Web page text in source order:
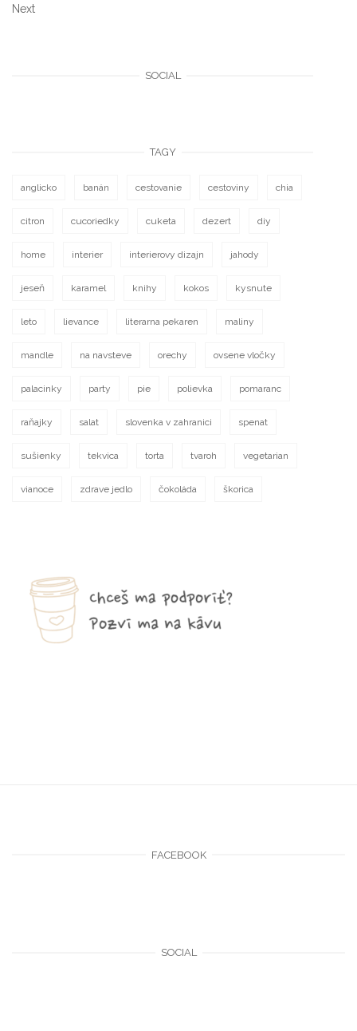
Next
SOCIAL
TAGY
anglicko banán cestovanie cestoviny chia
citron cucoriedky cuketa dezert diy
home interier interierovy dizajn jahody
jeseň karamel knihy kokos kysnute
leto lievance literarna pekaren maliny
mandle na navsteve orechy ovsene vločky
palacinky party pie polievka pomaranc
raňajky salat slovenka v zahranici spenat
sušienky tekvica torta tvaroh vegetarian
vianoce zdrave jedlo čokoláda škorica
FACEBOOK
SOCIAL